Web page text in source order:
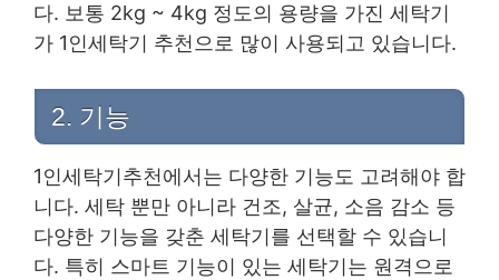
다. 보통 2kg ~ 4kg 정도의 용량을 가진 세탁기
가 1인세탁기 추천으로 많이 사용되고 있습니다.
2. 기능
1인세탁기추천에서는 다양한 기능도 고려해야 합
니다. 세탁 뿐만 아니라 건조, 살균, 소음 감소 등
다양한 기능을 갖춘 세탁기를 선택할 수 있습니
다. 특히 스마트 기능이 있는 세탁기는 원격으로